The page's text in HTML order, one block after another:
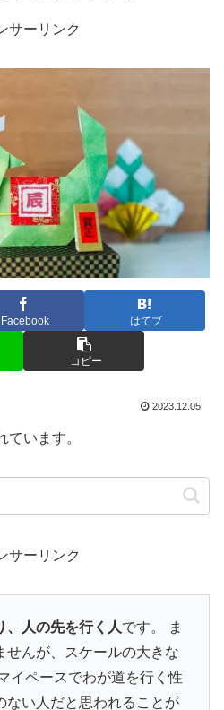
サーリンク
Facebook はてブ
コピー
2023.12.05
います。
サーリンク
、人の先を行く人です。 ま
せんが、スケールの大きな
イペースでわが道を行く性
ない人だと思われることが